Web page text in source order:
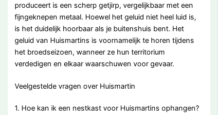
produceert is een scherp getjirp, vergelijkbaar met een
fijngeknepen metaal. Hoewel het geluid niet heel luid is,
is het duidelijk hoorbaar als je buitenshuis bent. Het
geluid van Huismartins is voornamelijk te horen tijdens
het broedseizoen, wanneer ze hun territorium
verdedigen en elkaar waarschuwen voor gevaar.
Veelgestelde vragen over Huismartin
1. Hoe kan ik een nestkast voor Huismartins ophangen?